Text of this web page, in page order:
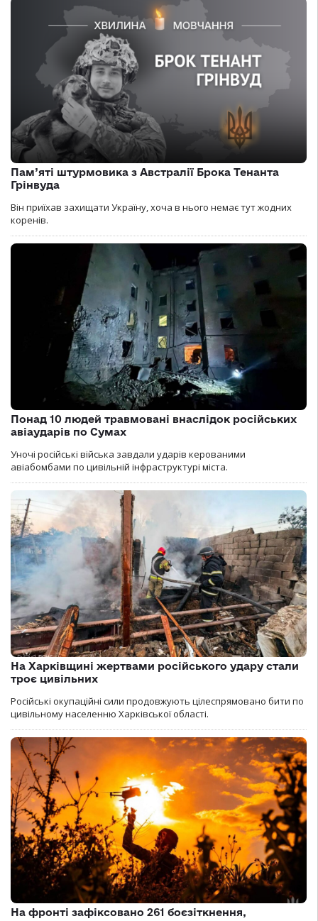
Пам’яті штурмовика з Австралії Брока Тенанта
Грінвуда
Він приїхав захищати Україну, хоча в нього немає тут жодних
коренів.
Понад 10 людей травмовані внаслідок російських
авіаударів по Сумах
Уночі російські війська завдали ударів керованими
авіабомбами по цивільній інфраструктурі міста.
На Харківщині жертвами російського удару стали
троє цивільних
Російські окупаційні сили продовжують цілеспрямовано бити по
цивільному населенню Харківської області.
На фронті зафіксовано 261 боєзіткнення,